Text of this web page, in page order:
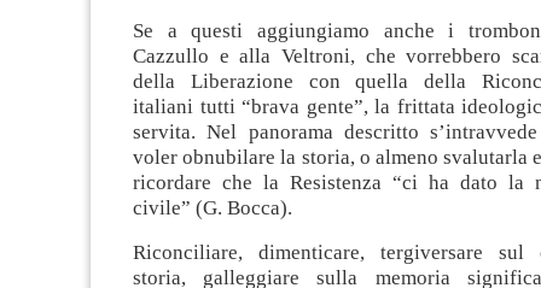
Se a questi aggiungiamo anche i
Cazzullo e alla Veltroni, che vorrebbero
della Liberazione con quella della
italiani tutti “brava gente”, la frittata
servita. Nel panorama descritto
voler obnubilare la storia, o almeno svalutarla
ricordare che la Resistenza “ci ha dato la
civile” (G. Bocca).
Riconciliare, dimenticare, tergiversare sul
storia, galleggiare sulla memoria